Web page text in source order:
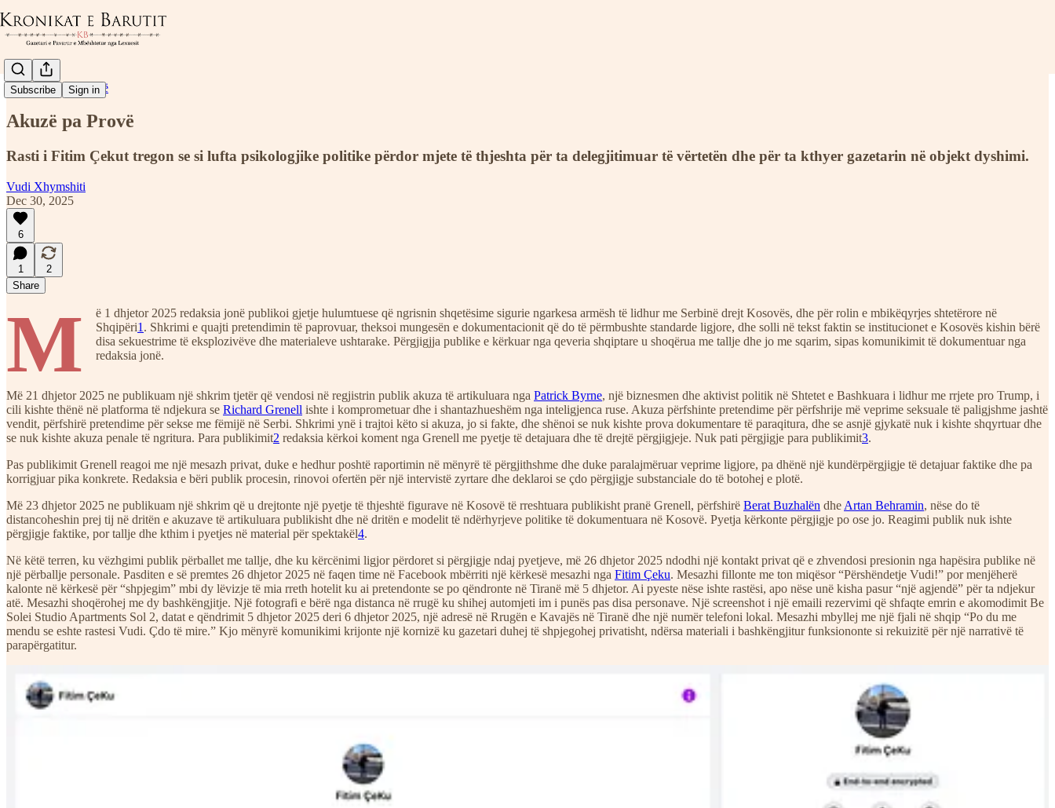
Subscribe Sign in
Koment dhe Analizë
Akuzë pa Provë
Rasti i Fitim Çekut tregon se si lufta psikologjike politike përdor mjete të thjeshta për ta delegjitimuar të vërtetën dhe për ta kthyer gazetarin në objekt dyshimi.
Vudi Xhymshiti
Dec 30, 2025
6
1
2
Share
M
ë 1 dhjetor 2025 redaksia jonë publikoi gjetje hulumtuese që ngrisnin shqetësime sigurie ngarkesa armësh të lidhur me Serbinë drejt Kosovës, dhe për rolin e mbikëqyrjes shtetërore në
Shqipëri1 . Shkrimi e quajti pretendimin të paprovuar, theksoi mungesën e dokumentacionit që do të përmbushte standarde ligjore, dhe solli në tekst faktin se institucionet e Kosovës kishin bërë
disa sekuestrime të eksplozivëve dhe materialeve ushtarake. Përgjigjja publike e kërkuar nga qeveria shqiptare u shoqërua me tallje dhe jo me sqarim, sipas komunikimit të dokumentuar nga
redaksia jonë.
Më 21 dhjetor 2025 ne publikuam një shkrim tjetër që vendosi në regjistrin publik akuza të artikuluara nga Patrick Byrne, një biznesmen dhe aktivist politik në Shtetet e Bashkuara i lidhur me rrjete pro Trump, i
cili kishte thënë në platforma të ndjekura se Richard Grenell ishte i komprometuar dhe i shantazhueshëm nga inteligjenca ruse. Akuza përfshinte pretendime për përfshrije më veprime seksuale të paligjshme jashtë
vendit, përfshirë pretendime për sekse me fëmijë në Serbi. Shkrimi ynë i trajtoi këto si akuza, jo si fakte, dhe shënoi se nuk kishte prova dokumentare të paraqitura, dhe se asnjë gjykatë nuk i kishte shqyrtuar dhe
se nuk kishte akuza penale të ngritura. Para publikimit2 redaksia kërkoi koment nga Grenell me pyetje të detajuara dhe të drejtë përgjigjeje. Nuk pati përgjigje para publikimit3.
Pas publikimit Grenell reagoi me një mesazh privat, duke e hedhur poshtë raportimin në mënyrë të përgjithshme dhe duke paralajmëruar veprime ligjore, pa dhënë një kundërpërgjigje të detajuar faktike dhe pa
korrigjuar pika konkrete. Redaksia e bëri publik procesin, rinovoi ofertën për një intervistë zyrtare dhe deklaroi se çdo përgjigje substanciale do të botohej e plotë.
Më 23 dhjetor 2025 ne publikuam një shkrim që u drejtonte një pyetje të thjeshtë figurave në Kosovë të rreshtuara publikisht pranë Grenell, përfshirë Berat Buzhalën dhe Artan Behramin, nëse do të
distancoheshin prej tij në dritën e akuzave të artikuluara publikisht dhe në dritën e modelit të ndërhyrjeve politike të dokumentuara në Kosovë. Pyetja kërkonte përgjigje po ose jo. Reagimi publik nuk ishte
përgjigje faktike, por tallje dhe kthim i pyetjes në material për spektakël4.
Në këtë terren, ku vëzhgimi publik përballet me tallje, dhe ku kërcënimi ligjor përdoret si përgjigje ndaj pyetjeve, më 26 dhjetor 2025 ndodhi një kontakt privat që e zhvendosi presionin nga hapësira publike në
një përballje personale. Pasditen e së premtes 26 dhjetor 2025 në faqen time në Facebook mbërriti një kërkesë mesazhi nga Fitim Çeku. Mesazhi fillonte me ton miqësor “Përshëndetje Vudi!” por menjëherë
kalonte në kërkesë për “shpjegim” mbi dy lëvizje të mia rreth hotelit ku ai pretendonte se po qëndronte në Tiranë më 5 dhjetor. Ai pyeste nëse ishte rastësi, apo nëse unë kisha pasur “një agjendë” për ta ndjekur
atë. Mesazhi shoqërohej me dy bashkëngjitje. Një fotografi e bërë nga distanca në rrugë ku shihej automjeti im i punës pas disa personave. Një screenshot i një emaili rezervimi që shfaqte emrin e akomodimit Be
Solei Studio Apartments Sol 2, datat e qëndrimit 5 dhjetor 2025 deri 6 dhjetor 2025, një adresë në Rrugën e Kavajës në Tiranë dhe një numër telefoni lokal. Mesazhi mbyllej me një fjali në shqip “Po du me
mendu se eshte rastesi Vudi. Çdo të mire.” Kjo mënyrë komunikimi krijonte një kornizë ku gazetari duhej të shpjegohej privatisht, ndërsa materiali i bashkëngjitur funksiononte si rekuizitë për një narrativë të
parapërgatitur.